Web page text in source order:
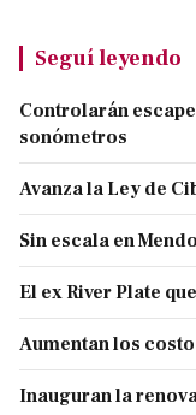
Seguí leyendo
Controlarán
sonómetros
Avanza la Ley de
Sin escala en
El ex River Plate
Aumentan los
Inauguran la